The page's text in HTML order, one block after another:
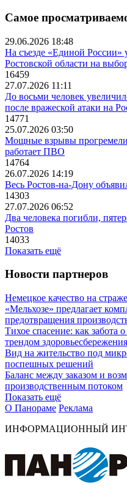
Самое
29.06.2026 18:48
На съезде «Единой России»
Ростовской области на
16459
27.07.2026 11:11
До восьми человек
после вражеской атаки на
14771
25.07.2026 03:50
Мощные взрывы прогремели
работает ПВО
14764
26.07.2026 14:19
Весь Ростов-на-Дону
14303
27.07.2026 06:52
Два человека погибли,
Ростов
14033
Показать ещё
Новости партнеров
Немецкое качество на
«Мельхозе» предлагает
предотвращения
Тихое спасение: как забота
трендом здоровьесбережения
Вид на жительство под
поспешных решений
Баланс между заказом и
производственным потоком
Показать ещё
О Панораме Реклама
ИНФОРМАЦИОННЫЙ